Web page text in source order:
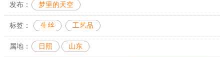
发布： 梦里的天空
标签： 生丝 工艺品
属地： 日照 山东